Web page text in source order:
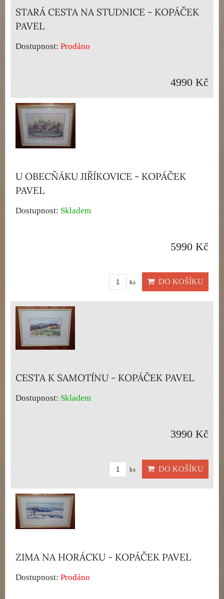
STARÁ CESTA NA STUDNICE - KOPÁČEK
PAVEL
Dostupnost: Prodáno
4990 Kč
U OBECŇÁKU JIŘÍKOVICE - KOPÁČEK
PAVEL
Dostupnost: Skladem
5990 Kč
ks DO KOŠÍKU
CESTA K SAMOTÍNU - KOPÁČEK PAVEL
Dostupnost: Skladem
3990 Kč
ks DO KOŠÍKU
ZIMA NA HORÁCKU - KOPÁČEK PAVEL
Dostupnost: Prodáno